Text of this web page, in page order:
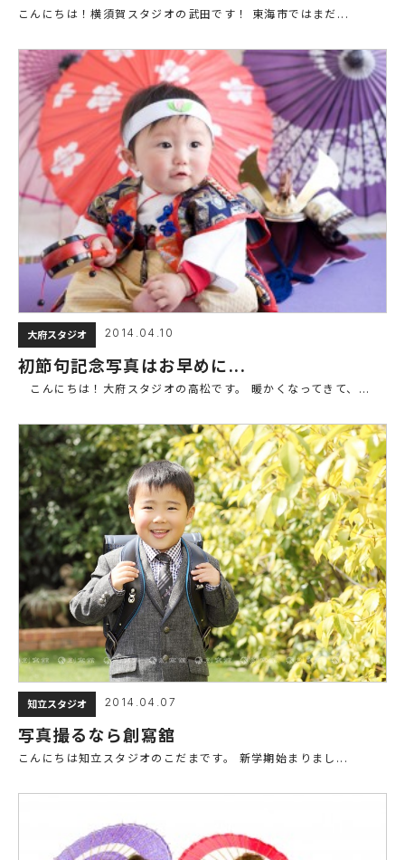
こんにちは！横須賀スタジオの武田です！ 東海市ではまだ...
大府スタジオ 2014.04.10
初節句記念写真はお早めに...
こんにちは！大府スタジオの高松です。 暖かくなってきて、...
知立スタジオ 2014.04.07
写真撮るなら創寫舘
こんにちは知立スタジオのこだまです。 新学期始まりまし...